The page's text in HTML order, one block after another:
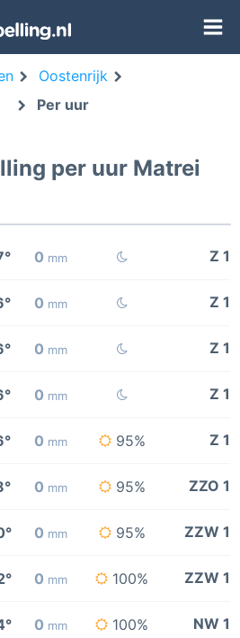
Oostenrijk
Per uur
per uur Matrei
0 mm Z 1
0 mm Z 1
0 mm Z 1
0 mm Z 1
0 mm 95% Z 1
0 mm 95% ZZO 1
0 mm 95% ZZW 1
0 mm 100% ZZW 1
0 mm 100% NW 1